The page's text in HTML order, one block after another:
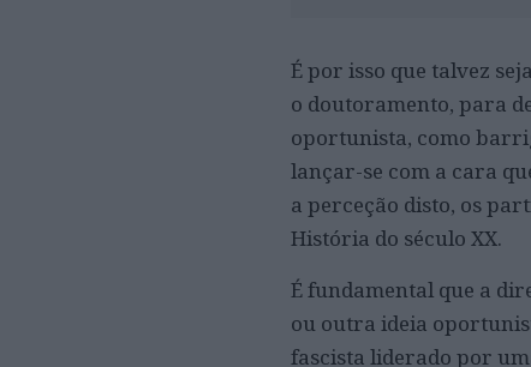
É por isso que talvez
o doutoramento, para
oportunista, como
lançar-se com a cara
a perceção disto, os
História do século XX.
É fundamental que a
ou outra ideia
fascista liderado por